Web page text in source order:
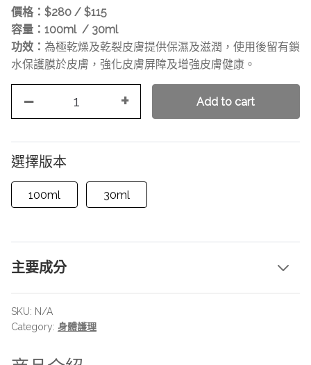
價格：$280 / $115
容量：100ml / 30ml
功效： 為極乾燥及乾裂皮膚提供保濕及滋潤，使用後留有鎖
水保護膜於皮膚，強化皮膚屏障及增強皮膚健康。
−
潤
修
護
+ Add to cart
選擇版本
100ml 30ml
主要成分
SKU: N/A
Category: 身體護理